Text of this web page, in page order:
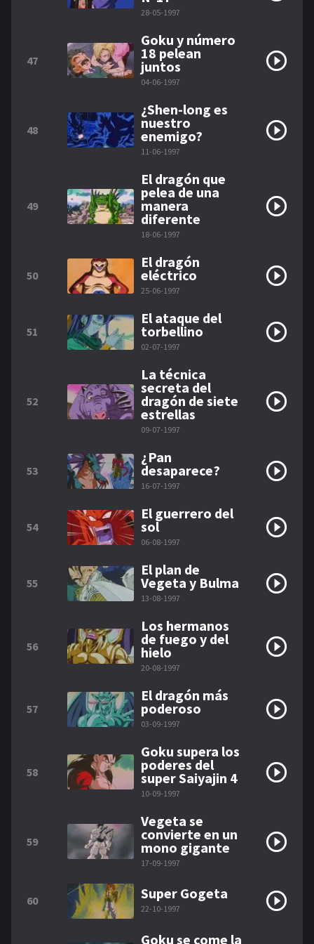
28-05-1997
47
Goku y número
18 pelean
juntos
04-06-1997
48
¿Shen-long es
nuestro
enemigo?
11-06-1997
49
El dragón que
pelea de una
manera
diferente
18-06-1997
50
El dragón
eléctrico
25-06-1997
51
El ataque del
torbellino
02-07-1997
52
La técnica
secreta del
dragón de siete
estrellas
09-07-1997
53
¿Pan
desaparece?
16-07-1997
54
El guerrero del
sol
06-08-1997
55
El plan de
Vegeta y Bulma
13-08-1997
56
Los hermanos
de fuego y del
hielo
20-08-1997
57
El dragón más
poderoso
03-09-1997
58
Goku supera los
poderes del
super Saiyajin 4
10-09-1997
59
Vegeta se
convierte en un
mono gigante
17-09-1997
60 Super Gogeta
22-10-1997
Goku se come la